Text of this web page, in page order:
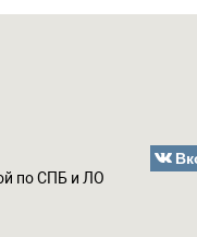
по СПБ и ЛО